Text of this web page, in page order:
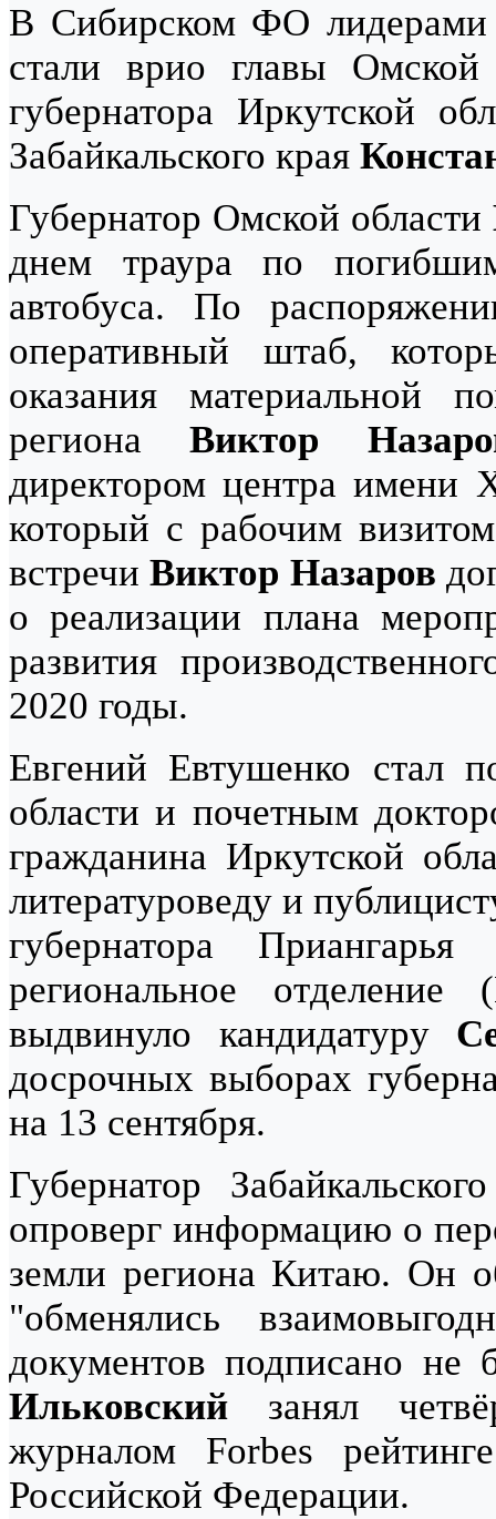
В Сибирском ФО лидерами
стали врио главы
губернатора Иркутской
Забайкальского края
Губернатор Омской области
днем траура по
автобуса. По
оперативный штаб,
оказания материальной
регионаВиктор
директором центра имени
который с рабочим
встречиВиктор Назаров
о реализации плана
развития
2020 годы.
Евгений Евтушенко стал
области и почетным
гражданина Иркутской
литературоведу и
губернатора
региональное
выдвинуло кандидатуру
досрочных выборах
на 13 сентября.
Губернатор
опроверг информацию о
земли региона Китаю. Он
"обменялись
документов подписано
Ильковский занял
журналом Forbes
Российской Федерации.